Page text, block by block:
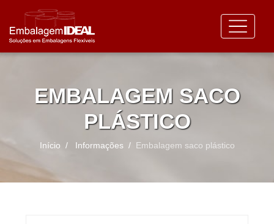
EMBALAGEM SACO
PLÁSTICO
Início Informações Embalagem saco plástico